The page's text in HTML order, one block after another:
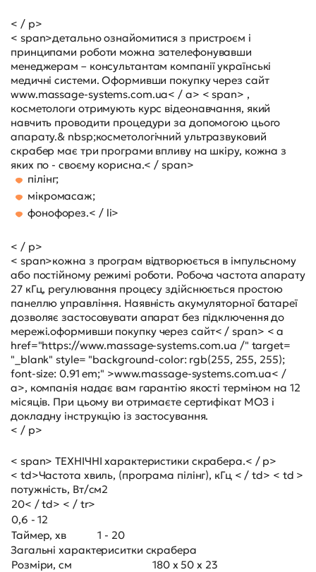
< / p>
< span>детально ознайомитися з пристроєм і
принципами роботи можна зателефонувавши
менеджерам – консультантам компанії українські
медичні системи. Оформивши покупку через сайт
www.massage-systems.com.ua< / a> < span> ,
косметологи отримують курс відеонавчання, який
навчить проводити процедури за допомогою цього
апарату.& nbsp;косметологічний ультразвуковий
скрабер має три програми впливу на шкіру, кожна з
яких по - своєму корисна.< / span>
пілінг;
мікромасаж;
фонофорез.< / li>
< / p>
< span>кожна з програм відтворюється в імпульсному
або постійному режимі роботи. Робоча частота апарату
27 кГц, регулювання процесу здійснюється простою
панеллю управління. Наявність акумуляторної батареї
дозволяє застосовувати апарат без підключення до
мережі.оформивши покупку через сайт< / span> < a
href="https://www.massage-systems.com.ua /" target=
"_blank" style= "background-color: rgb(255, 255, 255);
font-size: 0.91 em;" >www.massage-systems.com.ua< /
a>, компанія надає вам гарантію якості терміном на 12
місяців. При цьому ви отримаєте сертифікат МОЗ і
докладну інструкцію із застосування.
< / p>
< span> ТЕХНІЧНІ характеристики скрабера.< / p>
< td>Частота хвиль, (програма пілінг), кГц < / td> < td >
потужність, Вт/см2
20< / td> < / tr>
0,6 - 12
Таймер, хв
1 - 20
Загальні характериситки скрабера
Розміри, см
180 х 50 х 23